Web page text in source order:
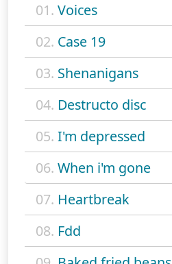
01. Voices
02. Case 19
03. Shenanigans
04. Destructo disc
05. I'm depressed
06. When i'm gone
07. Heartbreak
08. Fdd